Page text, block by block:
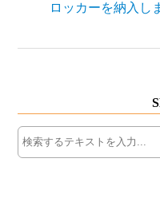
ロッカーを納入し